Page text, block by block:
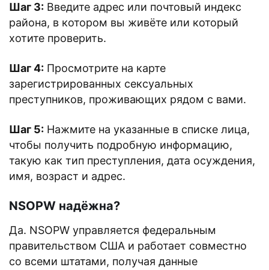
Шаг 3: Введите адрес или почтовый индекс
района, в котором вы живёте или который
хотите проверить.
Шаг 4: Просмотрите на карте
зарегистрированных сексуальных
преступников, проживающих рядом с вами.
Шаг 5: Нажмите на указанные в списке лица,
чтобы получить подробную информацию,
такую как тип преступления, дата осуждения,
имя, возраст и адрес.
NSOPW надёжна?
Да. NSOPW управляется федеральным
правительством США и работает совместно
со всеми штатами, получая данные